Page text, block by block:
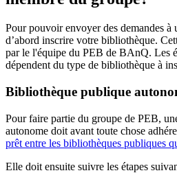
Pour pouvoir envoyer des demandes
d’abord inscrire votre bibliothèque.
par le l'équipe du PEB de BAnQ. Les
dépendent du type de bibliothèque à
Bibliothèque publique
Pour faire partie du groupe de PEB,
autonome doit avant toute chose
prêt entre les bibliothèques publiques
Elle doit ensuite suivre les étapes